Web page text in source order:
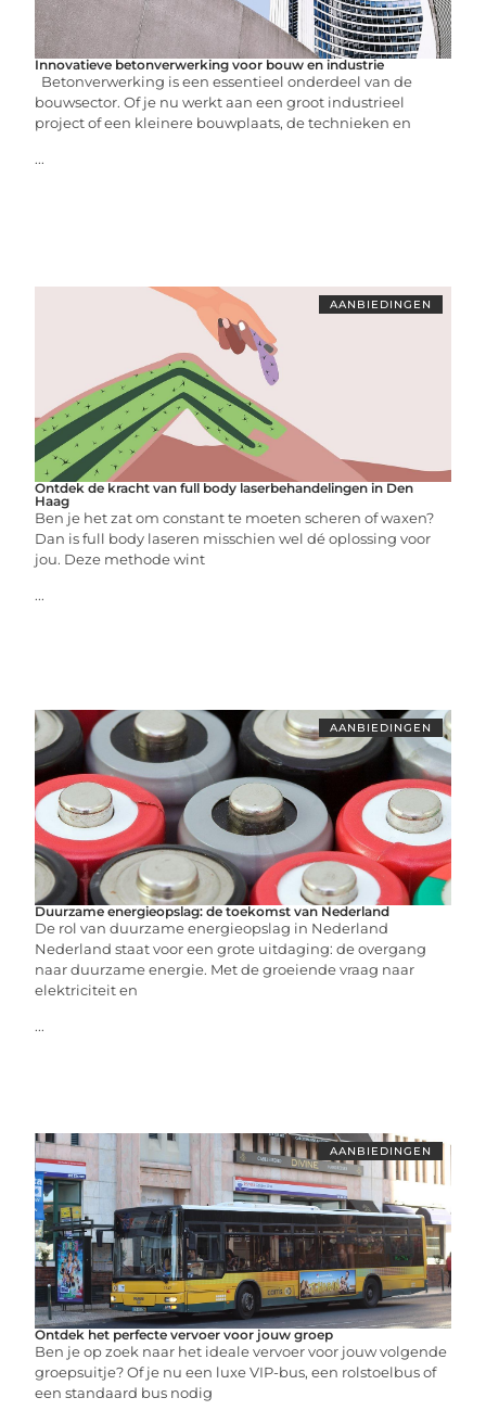
Innovatieve betonverwerking voor bouw en industrie
Betonverwerking is een essentieel onderdeel van de
bouwsector. Of je nu werkt aan een groot industrieel
project of een kleinere bouwplaats, de technieken en
...
AANBIEDINGEN
Ontdek de kracht van full body laserbehandelingen in Den
Haag
Ben je het zat om constant te moeten scheren of waxen?
Dan is full body laseren misschien wel dé oplossing voor
jou. Deze methode wint
...
AANBIEDINGEN
Duurzame energieopslag: de toekomst van Nederland
De rol van duurzame energieopslag in Nederland
Nederland staat voor een grote uitdaging: de overgang
naar duurzame energie. Met de groeiende vraag naar
elektriciteit en
...
AANBIEDINGEN
Ontdek het perfecte vervoer voor jouw groep
Ben je op zoek naar het ideale vervoer voor jouw volgende
groepsuitje? Of je nu een luxe VIP-bus, een rolstoelbus of
een standaard bus nodig